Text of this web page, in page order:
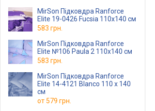
MirSon Підковдра Ranforce
Elite 19-0426 Fucsia 110х140 см
583 грн.
MirSon Підковдра Ranforce
Elite №106 Paula 2 110х140 см
583 грн.
MirSon Підковдра Ranforce
Elite 14-4121 Blanco 110 x 140
см
от579 грн.